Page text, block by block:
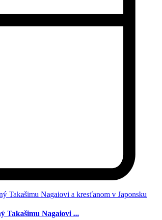
Takašimu Nagaiovi ...